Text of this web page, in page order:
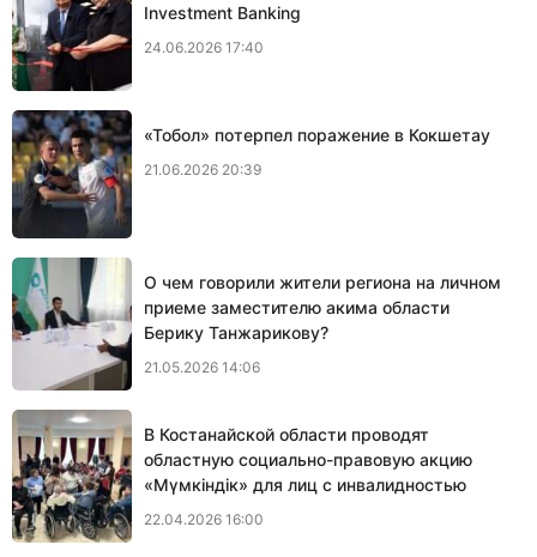
Investment Banking
24.06.2026 17:40
«Тобол» потерпел поражение в Кокшетау
21.06.2026 20:39
О чем говорили жители региона на личном
приеме заместителю акима области
Берику Танжарикову?
21.05.2026 14:06
В Костанайской области проводят
областную социально-правовую акцию
«Мүмкіндік» для лиц с инвалидностью
22.04.2026 16:00